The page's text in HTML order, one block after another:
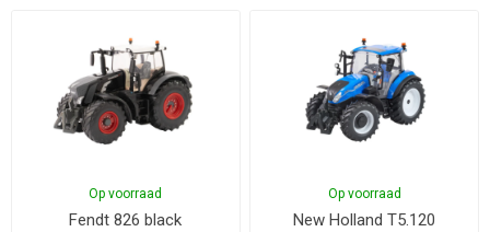
Op voorraad
Fendt 826 black
Op voorraad
New Holland T5.120